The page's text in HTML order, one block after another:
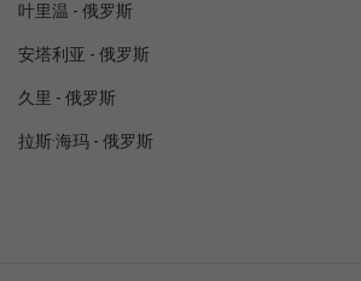
叶里温 - 俄罗斯
安塔利亚 - 俄罗斯
久里 - 俄罗斯
拉斯·海玛 - 俄罗斯